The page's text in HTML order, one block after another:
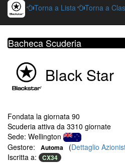
Torna a Lista Torna a
Bacheca Scuderia
Black Star
Fondata la giornata 90
Scuderia attiva da 3310 giornate
Sede: Wellington
Gestore:
Automa (Dettaglio
Iscritta a:
CX34